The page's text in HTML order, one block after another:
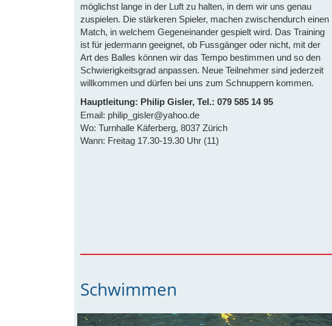
möglichst lange in der Luft zu halten, in dem wir uns genau
zuspielen. Die stärkeren Spieler, machen zwischendurch einen
Match, in welchem Gegeneinander gespielt wird. Das Training
ist für jedermann geeignet, ob Fussgänger oder nicht, mit der
Art des Balles können wir das Tempo bestimmen und so den
Schwierigkeitsgrad anpassen. Neue Teilnehmer sind jederzeit
willkommen und dürfen bei uns zum Schnuppern kommen.
Hauptleitung: Philip Gisler, Tel.: 079 585 14 95
Email: philip_gisler@yahoo.de
Wo: Turnhalle Käferberg, 8037 Zürich
Wann: Freitag 17.30-19.30 Uhr (11)
Schwimmen